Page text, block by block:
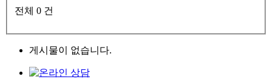
전체 0 건
게시물이 없습니다.